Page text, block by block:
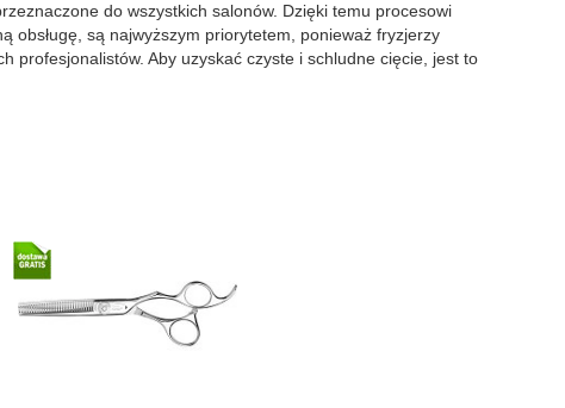
do wszystkich salonów. Dzięki temu procesowi
obsługę, są najwyższym priorytetem, ponieważ fryzjerzy
profesjonalistów. Aby uzyskać czyste i schludne cięcie, jest to